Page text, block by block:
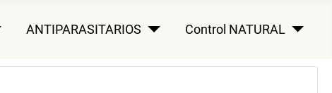
ANTIPARASITARIOS Control NATURAL